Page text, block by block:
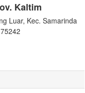
Kaltim
Luar, Kec. Samarinda